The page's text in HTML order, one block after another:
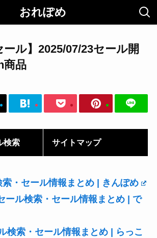
おれぽめ
ール】2025/07/23セール開
商品
検索 サイトマップ
・セール情報まとめ | きんぽめ
ール検索・セール情報まとめ | で
検索・セール情報まとめ | らっこ